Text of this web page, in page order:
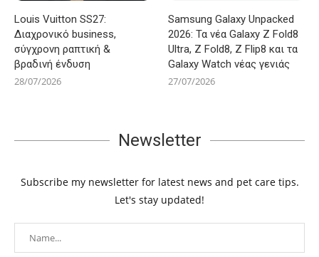
Louis Vuitton SS27:
Διαχρονικό business,
σύγχρονη ραπτική &
βραδινή ένδυση
28/07/2026
Samsung Galaxy Unpacked
2026: Τα νέα Galaxy Z Fold8
Ultra, Z Fold8, Z Flip8 και τα
Galaxy Watch νέας γενιάς
27/07/2026
Newsletter
Subscribe my newsletter for latest news and pet care tips.
Let's stay updated!